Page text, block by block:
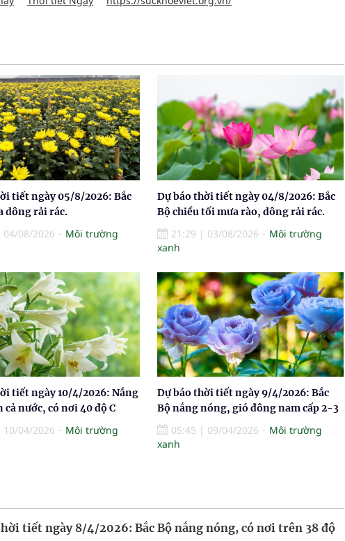
tiết ngày 05/8/2026: Bắc
dông rải rác.
04/08/2026
Môi trường
Dự báo thời tiết ngày 04/8/2026: Bắc
Bộ chiều tối mưa rào, dông rải rác.
21:29 | 03/08/2026
Môi trường
xanh
tiết ngày 10/4/2026: Nắng
nước, có nơi 40 độ C
10/04/2026
Môi trường
Dự báo thời tiết ngày 9/4/2026: Bắc
Bộ nắng nóng, gió đông nam cấp 2-3
05:45 | 09/04/2026
Môi trường
xanh
tiết ngày 8/4/2026: Bắc Bộ nắng nóng, có nơi trên 38 độ